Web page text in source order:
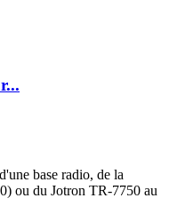
base radio, de la
ou du Jotron TR-7750 au